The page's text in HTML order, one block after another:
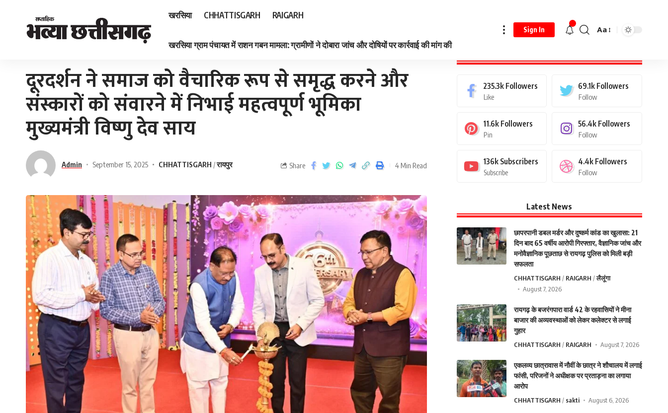
खरसिया CHHATTISGARH RAIGARH
खरसिया ग्राम पंचायत में राशन गबन मामला: ग्रामीणों ने दोबारा जांच और दोषियों पर कार्रवाई की मांग की
Sign In Aa
दूरदर्शन ने समाज को वैचारिक रूप से समृद्ध करने और
संस्कारों को संवारने में निभाई महत्वपूर्ण भूमिका
मुख्यमंत्री विष्णु देव साय
Admin September 15, 2025 CHHATTISGARH रायपुर Share 4 Min Read
235.3k Followers
Like
69.1k Followers
Follow
11.6k Followers
Pin
56.4k Followers
Follow
136k Subscribers
Subscribe
4.4k Followers
Follow
Latest News
छापरपानी डबल मर्डर और दुष्कर्म कांड का खुलासा: 21
दिन बाद 65 वर्षीय आरोपी गिरफ्तार, वैज्ञानिक जांच और
मनोवैज्ञानिक पूछताछ से रायगढ़ पुलिस को मिली बड़ी
सफलता
CHHATTISGARH RAIGARH
लैलूंगा
August 7, 2026
रायगढ़ के बजरंगपारा वार्ड 42 के रहवासियों ने मीना
बाजार की अव्यवस्थाओं को लेकर कलेक्टर से लगाई
गुहार
CHHATTISGARH RAIGARH August 7, 2026
एकलव्य छात्रावास में नौवीं के छात्र ने शौचालय में लगाई
फांसी, परिजनों ने अधीक्षक पर प्रताड़ना का लगाया
आरोप
CHHATTISGARH sakti August 6, 2026